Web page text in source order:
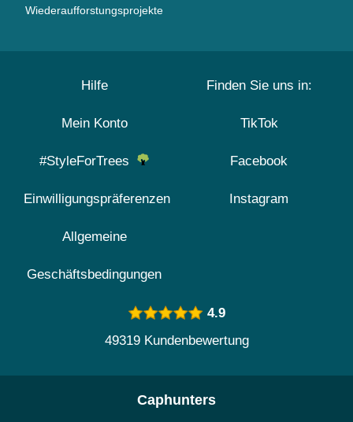
Wiederaufforstungsprojekte
Hilfe
Mein Konto
#StyleForTrees
Einwilligungspräferenzen
Allgemeine
Geschäftsbedingungen
Finden Sie uns in:
TikTok
Facebook
Instagram
4.9
49319 Kundenbewertung
Caphunters